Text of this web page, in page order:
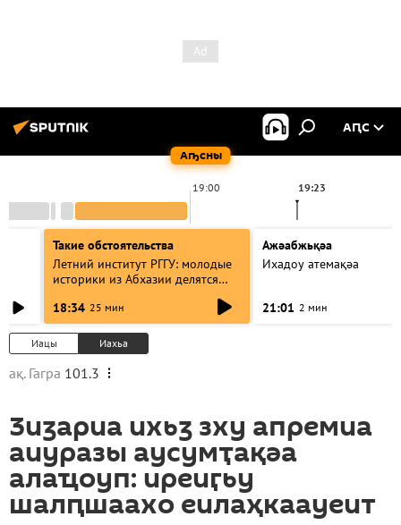
Аҧсны
АԤС
19:00 19:23
Такие обстоятельства
Летний институт РГГУ: молодые
историки из Абхазии делятся
18:34 25 мин
Ажәабжьқәа
Ихадоу атемақәа
21:01 2 мин
Иацы Иахьа
ақ. Гагра 101.3
Ӡиӡариа ихьӡ зху апремиа
аиуразы аусумҭақәа
алаҵоуп: иреиӷьу
шалԥшаахо еилаҳкаауеит